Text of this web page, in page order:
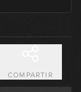
COMPARTIR
Swing en Fm